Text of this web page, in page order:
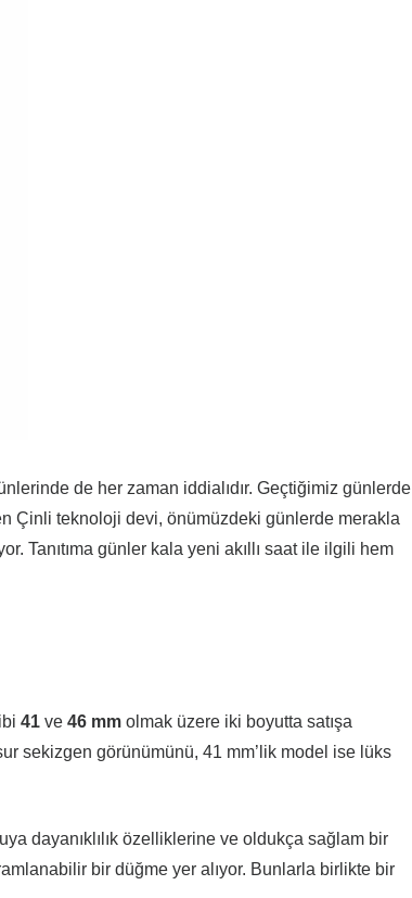
de her zaman iddialıdır. Geçtiğimiz günlerde
Çinli teknoloji devi, önümüzdeki günlerde merakla
Tanıtıma günler kala yeni akıllı saat ile ilgili hem
41 ve 46 mm olmak üzere iki boyutta satışa
sekizgen görünümünü, 41 mm’lik model ise lüks
dayanıklılık özelliklerine ve oldukça sağlam bir
bir düğme yer alıyor. Bunlarla birlikte bir